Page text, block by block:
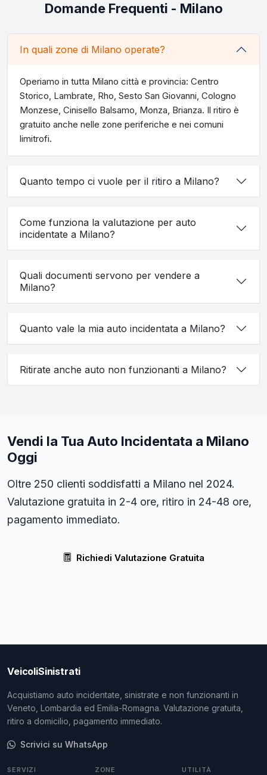
Domande Frequenti - Milano
In quali zone di Milano operate?
Operiamo in tutta Milano città e provincia: Centro
Storico, Lambrate, Rho, Sesto San Giovanni, Cologno
Monzese, Cinisello Balsamo, Monza, Brianza. Il ritiro è
gratuito anche nelle zone periferiche e nei comuni
limitrofi.
Quanto tempo ci vuole per il ritiro a Milano?
Come funziona la valutazione per auto
incidentate a Milano?
Quali documenti servono per vendere a
Milano?
Quanto vale la mia auto incidentata a Milano?
Ritirate anche auto non funzionanti a Milano?
Vendi la Tua Auto Incidentata a Milano
Oggi
Oltre 250 clienti soddisfatti a Milano nel 2024.
Valutazione gratuita in 2-4 ore, ritiro in 24-48 ore,
pagamento immediato.
Richiedi Valutazione Gratuita
VeicoliSinistrati
Acquistiamo auto incidentate, sinistrate e non funzionanti in
Veneto, Lombardia ed Emilia-Romagna. Valutazione gratuita,
ritiro a domicilio, pagamento immediato.
Scrivici su WhatsApp
SERVIZI ZONE UTILITÀ